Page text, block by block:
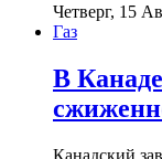
Четверг, 15
Газ
В
Канадский